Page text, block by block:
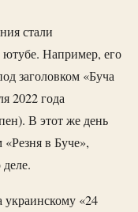
стали
Например, его
заголовком «Буча
2022 года
В этот же день
в Буче»,
«24